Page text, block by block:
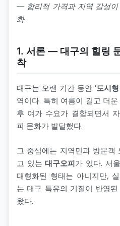
― 합리적 가격과 지역 감성
화
1. 서론 — 대구의 힐링
착
대구는 오랜 기간 동안‘도시
역이다. 특히 여름이 길고 더
후 여가 수요가 결합되면서 자
피 문화가 발달했다.
그 중심에는 지역민과 방문
고 있는대구오피가 있다. 서
대형화된 형태는 아니지만, 실
는 대구 특유의 기질이 반영
왔다.